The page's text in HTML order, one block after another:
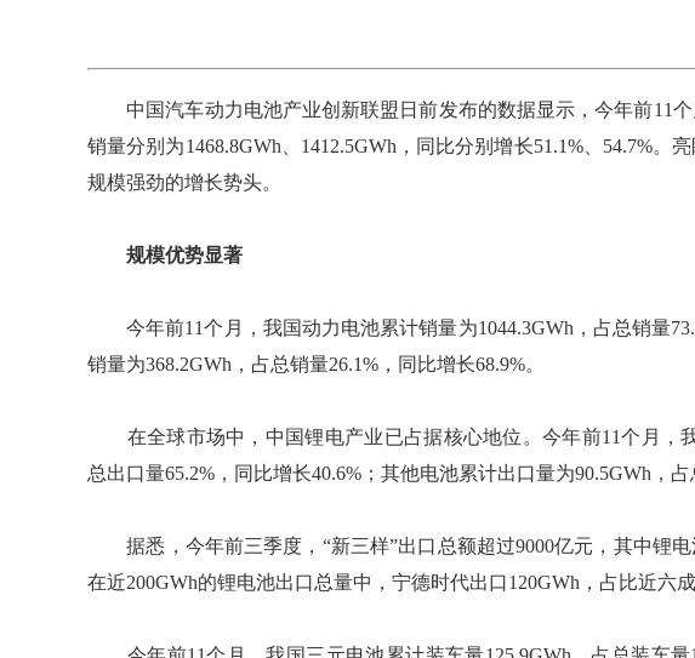
中国汽车动力电池产业创新联盟日前发布的数据显示，今年前11个
销量分别为1468.8GWh、1412.5GWh，同比分别增长51.1%、54.7%。
规模强劲的增长势头。
规模优势显著
今年前11个月，我国动力电池累计销量为1044.3GWh，占总销量
销量为368.2GWh，占总销量26.1%，同比增长68.9%。
在全球市场中，中国锂电产业已占据核心地位。今年前11个月，
总出口量65.2%，同比增长40.6%；其他电池累计出口量为90.5GWh，占
据悉，今年前三季度，“新三样”出口总额超过9000亿元，其中锂电
在近200GWh的锂电池出口总量中，宁德时代出口120GWh，占比近六成